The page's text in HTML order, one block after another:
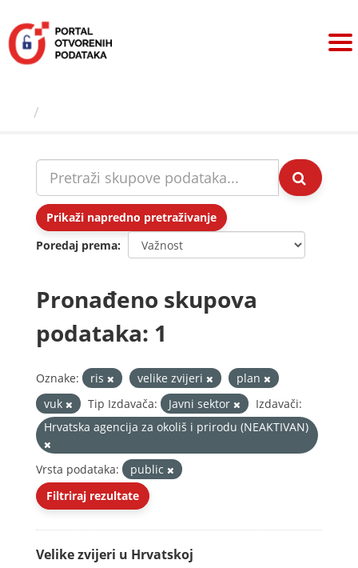
sadržaj
Prikaži napredno pretraživanje
Poredaj prema
Pronađeno skupova
podataka: 1
Oznake: ris velike zvijeri
plan
vuk
Tip Izdavača: Javni sektor
Izdavači:
Hrvatska agencija za okoliš i prirodu (NEAKTIVAN)
Vrsta podataka:
public
Filtriraj rezultate
Velike zvijeri u Hrvatskoj